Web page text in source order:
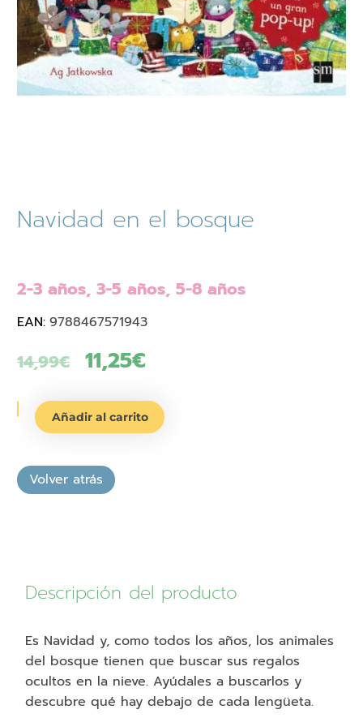
Navidad en el bosque
2-3 años, 3-5 años, 5-8 años
EAN: 9788467571943
14,99€
El
original
14,99€.
11,25€
actual
Navidad
bosque
cantidad
Añadir al carrito
Descripción del producto
Es Navidad y, como todos los años, los animales
del bosque tienen que buscar sus regalos
ocultos en la nieve. Ayúdales a buscarlos y
descubre qué hay debajo de cada lengüeta.